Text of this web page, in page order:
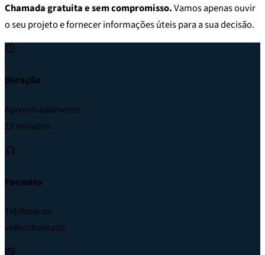
Chamada gratuita e sem compromisso.Vamos apenas ouvir
o seu projeto e fornecer informações úteis para a sua decisão.
Duração
Aproximadamente
15 minutos
Formato
Telefone ou
videochamada